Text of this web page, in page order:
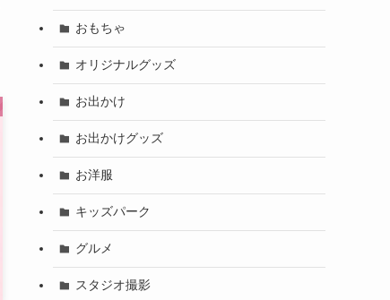
おもちゃ
オリジナルグッズ
お出かけ
お出かけグッズ
お洋服
キッズパーク
グルメ
スタジオ撮影